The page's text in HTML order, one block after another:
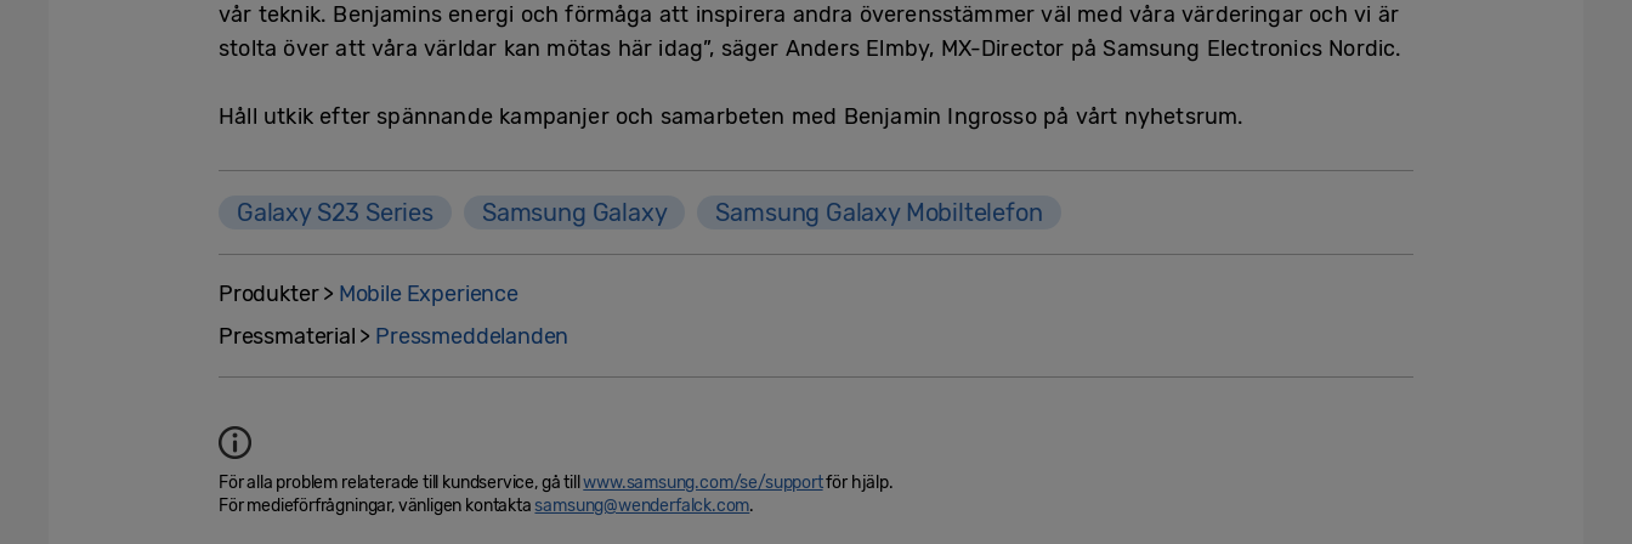
vår teknik. Benjamins energi och förmåga att inspirera andra överensstämmer väl med våra värderingar och vi är
stolta över att våra världar kan mötas här idag”, säger Anders Elmby, MX-Director på Samsung Electronics Nordic.
Håll utkik efter spännande kampanjer och samarbeten med Benjamin Ingrosso på vårt nyhetsrum.
Galaxy S23 Series Samsung Galaxy Samsung Galaxy Mobiltelefon
Produkter > Mobile Experience
Pressmaterial > Pressmeddelanden
För alla problem relaterade till kundservice, gå tillwww.samsung.com/se/supportför hjälp.
För medieförfrågningar, vänligen kontaktasamsung@wenderfalck.com.